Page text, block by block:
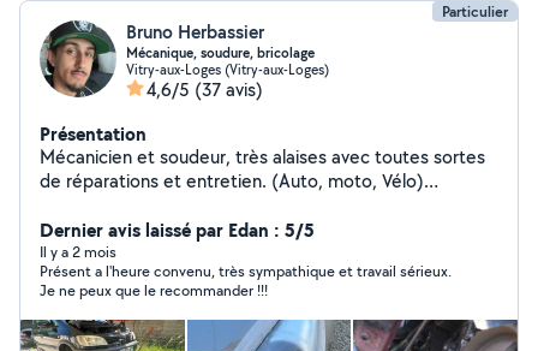
Particulier
Bruno Herbassier
Mécanique, soudure, bricolage
Vitry-aux-Loges (Vitry-aux-Loges)
4,6/5 (37 avis)
Présentation
Mécanicien et soudeur, très alaises avec toutes sortes
de réparations et entretien. (Auto, moto, Vélo)
fait aussi la tuyauterie/plomberie et petite branchement
électrique Je suis une personne autodidacte qui aime
ce qu'il fait et qui fait attention au moindre détails
Dernier avis laissé par Edan : 5/5
Il y a 2 mois
Présent a l'heure convenu, très sympathique et travail sérieux.
Je ne peux que le recommander !!!